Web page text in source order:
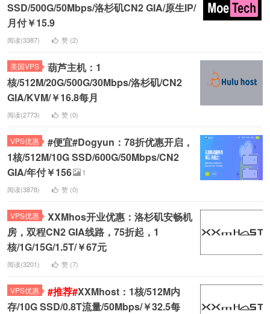
SSD/500G/50Mbps/洛杉矶CN2 GIA/原生IP/
月付￥15.9
阅读(3387) 赞 (2)
美国VPS
葫芦主机：1
核/512M/20G/500G/30Mbps/洛杉矶/CN2
GIA/KVM/￥16.8每月
阅读(2773) 赞 (0)
VPS优惠
#便宜#Dogyun：78折优惠开启，
1核/512M/10G SSD/600G/50Mbps/CN2
GIA/年付￥156
1
阅读(3878) 赞 (0)
VPS优惠
XXMhos开业优惠：洛杉矶安畅机
房，双程CN2 GIA线路，75折起，1
核/1G/15G/1.5T/￥67元
阅读(3201) 赞 (7)
VPS优惠 #推荐#XXMhost：1核/512M内
存/10G SSD/0.8T流量/50Mbps/￥32.5每